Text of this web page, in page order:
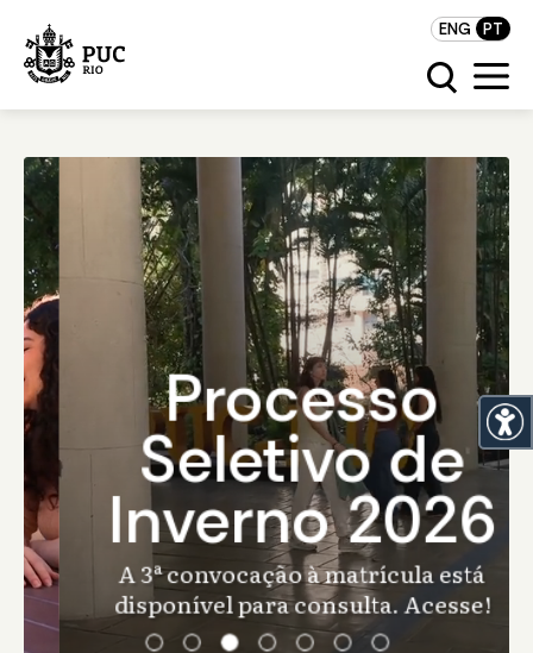
ENG PT
Processo
Seletivo de
Inverno 2026
A 3ª convocação à matrícula está
disponível para consulta. Acesse!